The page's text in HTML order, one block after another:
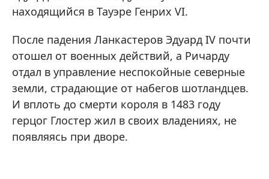
находящийся в Тауэре Генрих VI.
После падения Ланкастеров Эдуард IV почти
отошел от военных действий, а Ричарду
отдал в управление неспокойные северные
земли, страдающие от набегов шотландцев.
И вплоть до смерти короля в 1483 году
герцог Глостер жил в своих владениях, не
появляясь при дворе.